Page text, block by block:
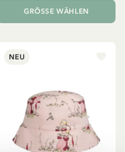
GRÖSSE WÄHLEN
NEU